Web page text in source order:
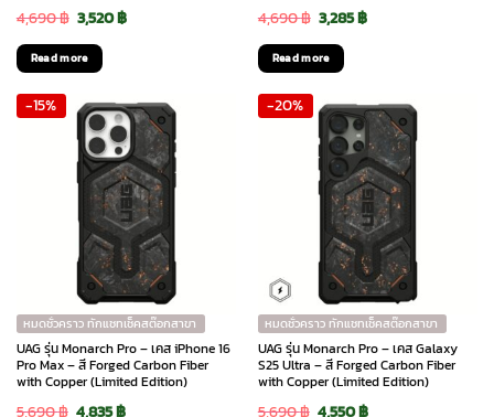
4,690฿ Original
price
was:
4,690 ฿.
3,520฿Current
3,520 ฿.
Read more
4,690฿ Original
price
was:
4,690 ฿.
3,285฿Current
3,285 ฿.
Read more
-15%
หมดชั่วคราว ทักแชทเช็คสต๊อกสาขา
UAG รุ่น Monarch Pro – เคส iPhone 16
Pro Max – สี Forged Carbon Fiber
with Copper (Limited Edition)
5,690฿ Original
4,835฿Current
-20%
หมดชั่วคราว ทักแชทเช็คสต๊อกสาขา
UAG รุ่น Monarch Pro – เคส Galaxy
S25 Ultra – สี Forged Carbon Fiber
with Copper (Limited Edition)
5,690฿ Original
4,550฿Current